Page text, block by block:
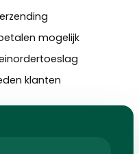
mogelijk
klanten